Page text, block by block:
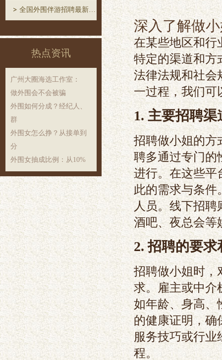
全国外围伴游招聘最新消息
热点资讯
‌广州大圈海选工作室‌：
做外围会不会被骗
外围如何分成？经纪人、
群
外围女怎么挣？从接单到
分
外围女抽成比例：从10%
深入了解做
在某些地区和行
特定的渠道和方
法律法规和社会
一过程，我们可
1. 主要招聘渠
招聘做小姐的方
聘多通过专门的
进行。在这些平
此的需求与条
人员。线下招聘
酒吧、夜总会等
2. 招聘的要
招聘做小姐时，
求。雇主或中介
如年龄、身高、
的健康证明，确
服务技巧或行业
程。